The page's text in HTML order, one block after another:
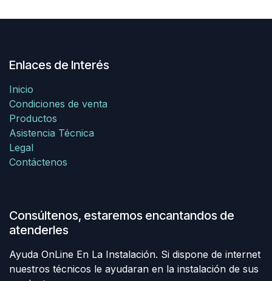
Enlaces de Interés
Inicio
Condiciones de venta
Productos
Asistencia Técnica
Legal
Contáctenos
Consúltenos, estaremos encantandos de
atenderles
Ayuda OnLine En La Instalación. Si dispone de internet
nuestros técnicos le ayudaran en la instalación de sus